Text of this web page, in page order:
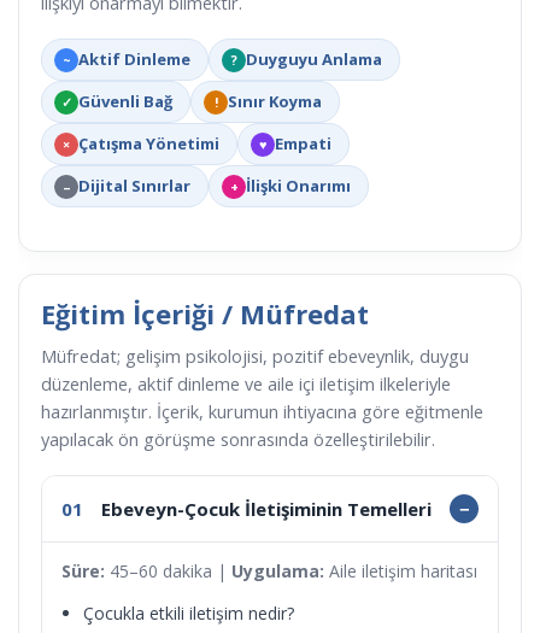
~ Aktif Dinleme ? Duyguyu Anlama
✓ Güvenli Bağ ! Sınır Koyma
× Çatışma Yönetimi ♥ Empati
– Dijital Sınırlar + İlişki Onarımı
Eğitim İçeriği / Müfredat
Müfredat; gelişim psikolojisi, pozitif ebeveynlik, duygu
düzenleme, aktif dinleme ve aile içi iletişim ilkeleriyle
hazırlanmıştır. İçerik, kurumun ihtiyacına göre eğitmenle
yapılacak ön görüşme sonrasında özelleştirilebilir.
01 Ebeveyn-Çocuk İletişiminin Temelleri
Süre: 45–60 dakika | Uygulama: Aile iletişim haritası
Çocukla etkili iletişim nedir?